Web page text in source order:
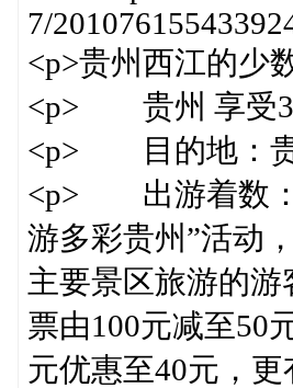
7/
<p>贵州西江的少
<p> 贵州 享受
<p> 目的地：贵
<p> 出游着数：
游多彩贵州”活动
主要景区旅游的
票由100元减至50
元优惠至40元，